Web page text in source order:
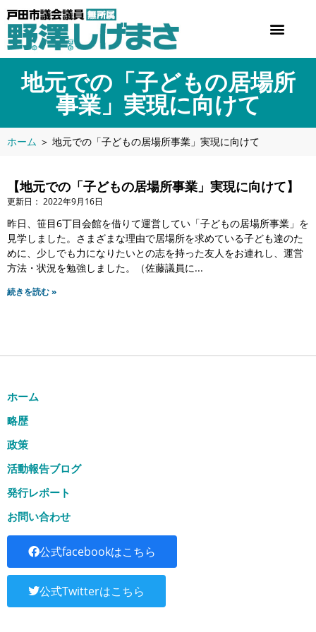
地元での「子どもの居場所
事業」実現に向けて
ホーム ＞ 地元での「子どもの居場所事業」実現に向けて
【地元での「子どもの居場所事業」実現に向けて】
2022年9月16日
昨日、笹目6丁目会館を借りて運営してい「子どもの居場所事業」を
見学しました。さまざまな理由で居場所を求めている子ども達のた
めに、少しでも力になりたいとの志を持った友人をお連れし、運営
方法・状況を勉強しました。（佐藤議員に
続きを読む »
ホーム
略歴
政策
活動報告ブログ
発行レポート
お問い合わせ
公式facebookはこちら
公式Twitterはこちら